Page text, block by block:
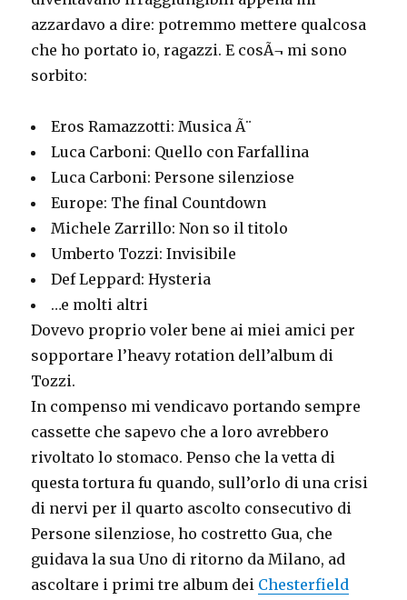
azzardavo a dire: potremmo mettere qualcosa
che ho portato io, ragazzi. E cosÃ¬ mi sono
sorbito:
Eros Ramazzotti: Musica Ã¨
Luca Carboni: Quello con Farfallina
Luca Carboni: Persone silenziose
Europe: The final Countdown
Michele Zarrillo: Non so il titolo
Umberto Tozzi: Invisibile
Def Leppard: Hysteria
…e molti altri
Dovevo proprio voler bene ai miei amici per
sopportare l’heavy rotation dell’album di
Tozzi.
In compenso mi vendicavo portando sempre
cassette che sapevo che a loro avrebbero
rivoltato lo stomaco. Penso che la vetta di
questa tortura fu quando, sull’orlo di una crisi
di nervi per il quarto ascolto consecutivo di
Persone silenziose, ho costretto Gua, che
guidava la sua Uno di ritorno da Milano, ad
ascoltare i primi tre album dei Chesterfield